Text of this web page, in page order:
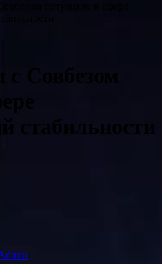
с Совбезом
стабильности